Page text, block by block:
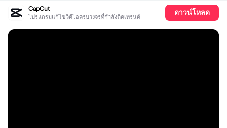
CapCut
โปรแกรมแก้ไขวิดีโอครบวงจรที่กำลังติดเทรนด์ ดาวน์โหลด